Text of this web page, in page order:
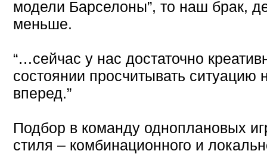
модели Барселоны”, то наш брак,
меньше.
“…сейчас у нас достаточно
состоянии просчитывать ситуацию
вперед.”
Подбор в команду одноплановых
стиля – комбинационного и